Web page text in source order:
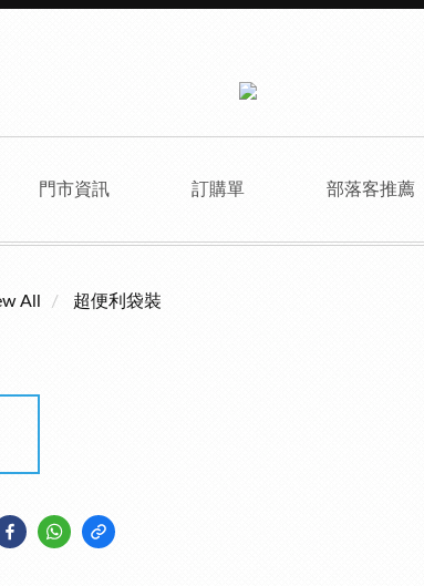
門市資訊 訂購單 部落客推薦
All 超便利袋裝